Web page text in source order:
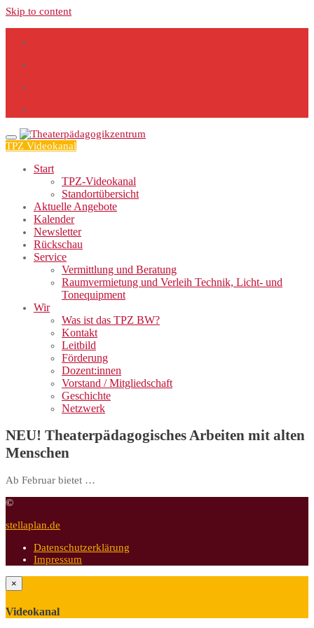
Skip to content
TPZ Videokanal
Start
TPZ-Videokanal
Standortübersicht
Aktuelle Angebote
Kalender
Newsletter
Rückschau
Service
Vermittlung und Beratung
Raumvermietung und Verleih Technik, Licht- und
Tonequipment
Wir
Was ist das TPZ BW?
Kontakt
Leitbild
Förderung
Dozent:innen
Vorstand / Mitgliedschaft
Geschichte
Netzwerk
NEU! Theaterpädagogisches Arbeiten mit alten
Menschen
Ab Februar bietet …
©
stellaplan.de
Datenschutzerklärung
Impressum
×
Videokanal